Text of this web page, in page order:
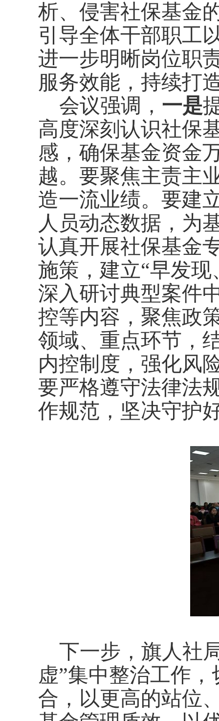
析、侵害社保基金
引导全体干部职工
进一步明晰岗位职
服务效能，持续打
会议强调， 一是
高度深刻认识社保
感，确保基金资金
越。要聚焦主责主
造一流业绩。要建
人员动态数据，为
认真开展社保基金
施策，建立“早发
深入研讨典型案件
控等内容，聚焦政
领域、重点环节，
内控制度，强化风
要严格遵守法律法
作规范，坚决守护
下一步，旗人社
虚”集中整治工作
合，以更高的站位